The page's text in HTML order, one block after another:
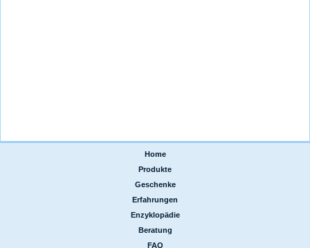
Home
Produkte
Geschenke
Erfahrungen
Enzyklopädie
Beratung
FAQ